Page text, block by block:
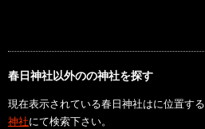
春日神社以外のの神社を探す
現在表示されている春日神社はに位置す
神社にて検索下さい。